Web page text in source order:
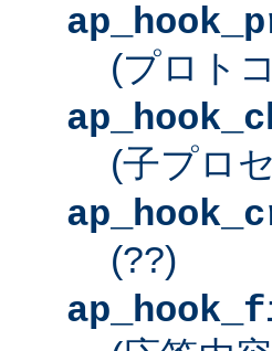
(プロト
(子プロ
(??)